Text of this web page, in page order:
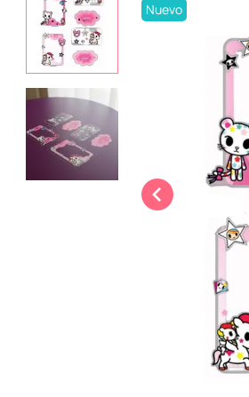
Nuevo
4.
osito cariñosito
chiikawas
10. toy story